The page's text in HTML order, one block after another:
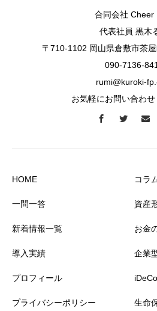
合同会社
代表社員 黒木
〒710-1102 岡山県倉敷市茶
090-7136-
rumi@kuroki-
お気軽にお問い合わせ
HOME
一問一答
新着情報一覧
導入実績
プロフィール
プライバシーポリシー
コラ
資産
お金
企業
iDeCo
生命